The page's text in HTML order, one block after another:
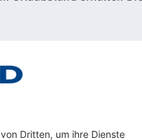
Herzegowina ist
Herzegowina